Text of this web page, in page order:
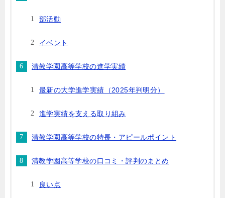
部活動
イベント
清教学園高等学校の進学実績
最新の大学進学実績（2025年判明分）
進学実績を支える取り組み
清教学園高等学校の特長・アピールポイント
清教学園高等学校の口コミ・評判のまとめ
良い点